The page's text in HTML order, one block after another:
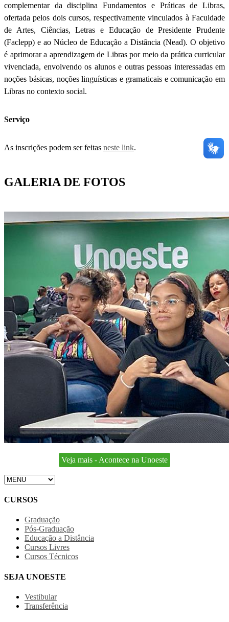
complementar da disciplina Fundamentos e Práticas de Libras,
ofertada pelos dois cursos, respectivamente vinculados à Faculdade
de Artes, Ciências, Letras e Educação de Presidente Prudente
(Faclepp) e ao Núcleo de Educação a Distância (Nead). O objetivo
é aprimorar a aprendizagem de Libras por meio da prática curricular
vivenciada, envolvendo os alunos e outras pessoas interessadas em
noções básicas, noções linguísticas e gramaticais e comunicação em
Libras no contexto social.
Serviço
As inscrições podem ser feitas neste link.
GALERIA DE FOTOS
Veja mais - Acontece na Unoeste
CURSOS
Graduação
Pós-Graduação
Educação a Distância
Cursos Livres
Cursos Técnicos
SEJA UNOESTE
Vestibular
Transferência